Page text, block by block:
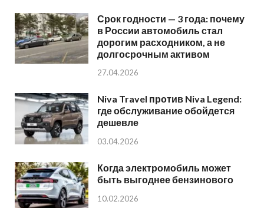
Срок годности — 3 года: почему
в России автомобиль стал
дорогим расходником, а не
долгосрочным активом
27.04.2026
Niva Travel против Niva Legend:
где обслуживание обойдется
дешевле
03.04.2026
Когда электромобиль может
быть выгоднее бензинового
10.02.2026